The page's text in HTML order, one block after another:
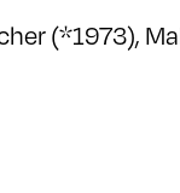
(*1973),